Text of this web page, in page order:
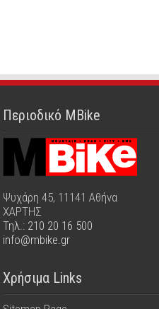
Περιοδικό MBike
Ψυχάρη 45, 11141 Αθήνα
ΧΑΡΤΗΣ
Τηλ.: 210 20 16 500
info@mbike.gr
Χρήσιμα Links